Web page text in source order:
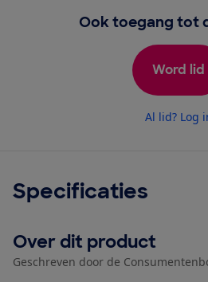
Ook toegang tot
Word lid
Al lid? Log
Specificaties
Over dit product
Geschreven door de